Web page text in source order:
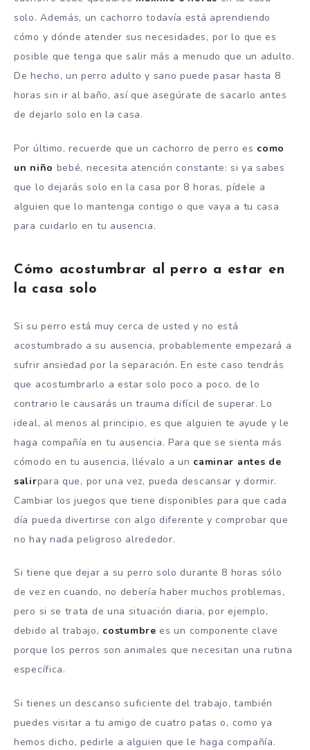
solo. Además, un cachorro todavía está aprendiendo
cómo y dónde atender sus necesidades, por lo que es
posible que tenga que salir más a menudo que un adulto.
De hecho, un perro adulto y sano puede pasar hasta 8
horas sin ir al baño, así que asegúrate de sacarlo antes
de dejarlo solo en la casa.
Por último, recuerde que un cachorro de perro es como
un niño bebé, necesita atención constante: si ya sabes
que lo dejarás solo en la casa por 8 horas, pídele a
alguien que lo mantenga contigo o que vaya a tu casa
para cuidarlo en tu ausencia.
Cómo acostumbrar al perro a estar en
la casa solo
Si su perro está muy cerca de usted y no está
acostumbrado a su ausencia, probablemente empezará a
sufrir ansiedad por la separación. En este caso tendrás
que acostumbrarlo a estar solo poco a poco, de lo
contrario le causarás un trauma difícil de superar. Lo
ideal, al menos al principio, es que alguien te ayude y le
haga compañía en tu ausencia. Para que se sienta más
cómodo en tu ausencia, llévalo a un caminar antes de
salirpara que, por una vez, pueda descansar y dormir.
Cambiar los juegos que tiene disponibles para que cada
día pueda divertirse con algo diferente y comprobar que
no hay nada peligroso alrededor.
Si tiene que dejar a su perro solo durante 8 horas sólo
de vez en cuando, no debería haber muchos problemas,
pero si se trata de una situación diaria, por ejemplo,
debido al trabajo, costumbre es un componente clave
porque los perros son animales que necesitan una rutina
específica.
Si tienes un descanso suficiente del trabajo, también
puedes visitar a tu amigo de cuatro patas o, como ya
hemos dicho, pedirle a alguien que le haga compañía.